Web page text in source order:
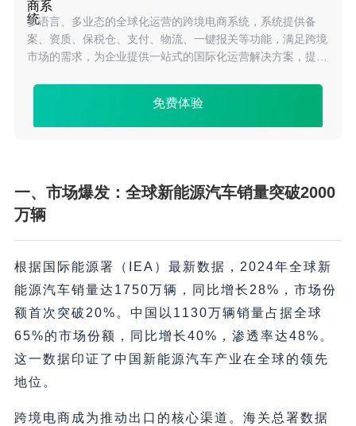
多语言、多业态的全球化运营的跨境电商系统，系统提供备
案、资质、保税仓、支付、物流、一键报关等功能，满足跨境
市场的需求，为企业提供一站式的国际化运营解决方案，提升
免费体验
一、市场爆发：全球新能源汽车销量突破2000
万辆
根据国际能源署（IEA）最新数据，2024年全球新
能源汽车销量达1750万辆，同比增长28%，市场份
额首次突破20%。中国以1130万辆销量占据全球
65%的市场份额，同比增长40%，渗透率达48%。
这一数据印证了中国新能源汽车产业在全球的领先
地位。
跨境电商成为推动出口的核心渠道。海关总署数据